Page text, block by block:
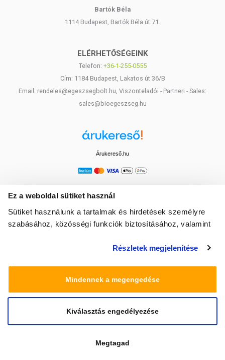
Ez a weboldal sütiket használ
Sütiket használunk a tartalmak és hirdetések személyre
szabásához, közösségi funkciók biztosításához, valamint
média-, hirdető- és elemező partnereinkkel megosztjuk az
amelyeket Ön adott meg számukra vagy az Ön által
használt más szolgáltatásokból gyűjtöttek.
Részletek megjelenítése
Mindennek a megengedése
Kiválasztás engedélyezése
Megtagad
Bartók Béla
1114 Budapest, Bartók Béla út 71.
ELÉRHETŐSÉGEINK
Telefon: +36-1-255-0555
Cím: 1184 Budapest, Lakatos út 36/B
Email: rendeles@egeszsegbolt.hu, Viszonteladói - Partneri - Sales:
sales@bioegeszseg.hu
Árukereső.hu